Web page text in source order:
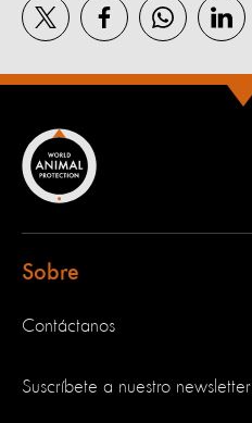
Sobre
Contáctanos
Suscríbete a nuestro newsletter